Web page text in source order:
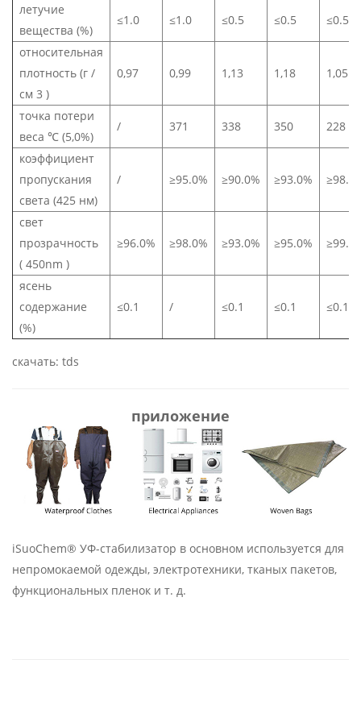
летучие
вещества (%)
≤1.0 ≤1.0 ≤0.5 ≤0.5 ≤0.5
относительная
плотность (г /
см 3 )
0,97 0,99 1,13 1,18 1,05
точка потери
веса ℃ (5,0%)
/ 371 338 350 228
коэффициент
пропускания
света (425 нм)
/ ≥95.0% ≥90.0% ≥93.0%
свет
прозрачность
( 450nm )
≥96.0% ≥98.0% ≥93.0% ≥95.0%
ясень
содержание
(%)
≤0.1 / ≤0.1 ≤0.1 ≤0.1
скачать: tds
приложение
iSuoChem® УФ-стабилизатор в основном используется для
непромокаемой одежды, электротехники, тканых пакетов,
функциональных пленок и т. д.